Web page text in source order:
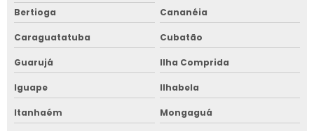
Bertioga
Cananéia
Caraguatatuba Cubatão
Guarujá Ilha Comprida
Iguape Ilhabela
Itanhaém Mongaguá